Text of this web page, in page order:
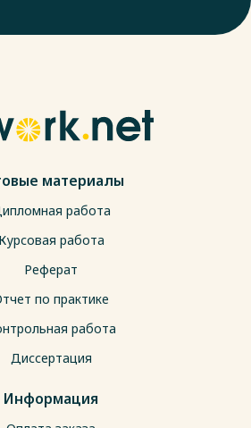
материалы
работа
Курсовая работа
Реферат
по практике
работа
Диссертация
Информация